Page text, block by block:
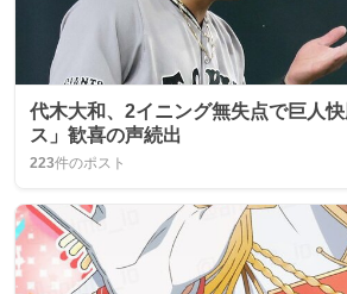
代木大和、2イニング無失点で巨人
ス」歓喜の声続出
223件のポスト